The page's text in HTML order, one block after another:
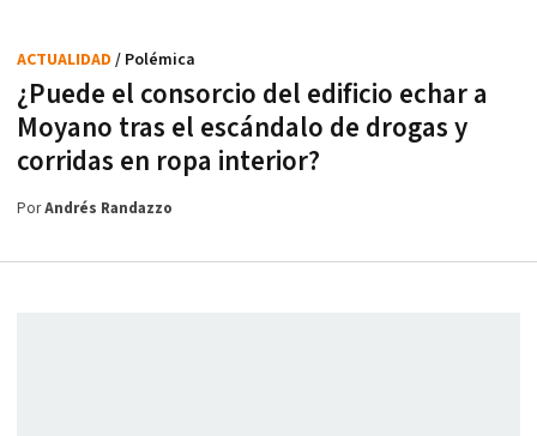
¿Puede el consorcio del edificio echar a
Moyano tras el escándalo de drogas y
corridas en ropa interior?
ACTUALIDAD / Polémica
PorAndrés Randazzo